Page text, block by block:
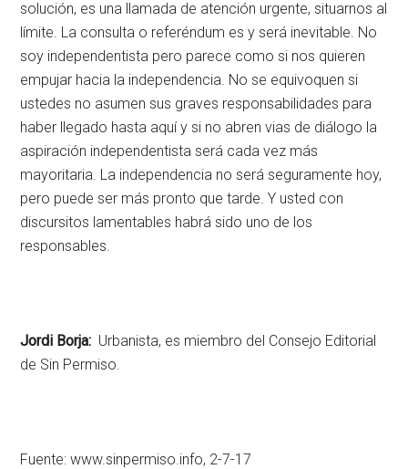
solución, es una llamada de atención urgente, situarnos al
límite. La consulta o referéndum es y será inevitable. No
soy independentista pero parece como si nos quieren
empujar hacia la independencia. No se equivoquen si
ustedes no asumen sus graves responsabilidades para
haber llegado hasta aquí y si no abren vias de diálogo la
aspiración independentista será cada vez más
mayoritaria. La independencia no será seguramente hoy,
pero puede ser más pronto que tarde. Y usted con
discursitos lamentables habrá sido uno de los
responsables.
Jordi Borja: Urbanista, es miembro del Consejo Editorial
de Sin Permiso.
Fuente: www.sinpermiso.info, 2-7-17